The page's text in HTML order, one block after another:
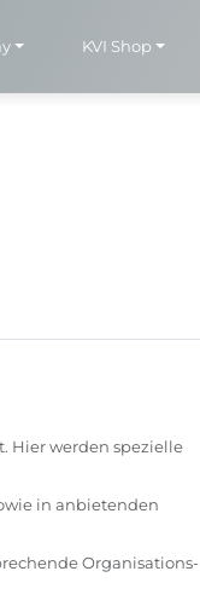
Hier werden spezielle
in anbietenden
Organisations-
KVI Shop